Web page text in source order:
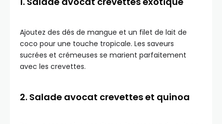
Ajoutez des dés de mangue et un filet de lait de
coco pour une touche tropicale. Les saveurs
sucrées et crémeuses se marient parfaitement
avec les crevettes.
2. Salade avocat crevettes et quinoa